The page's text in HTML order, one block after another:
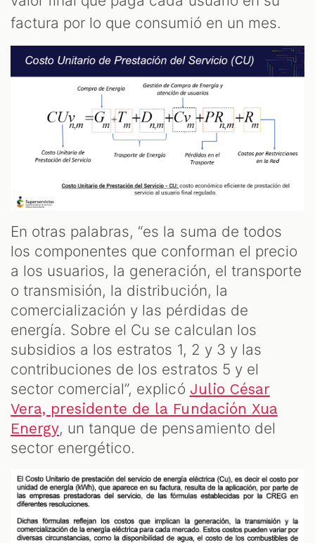
factura por lo que consumió en un mes.
En otras palabras, “es la suma de todos
los componentes que conforman el precio
a los usuarios, la generación, el transporte
o transmisión, la distribución, la
comercialización y las pérdidas de
energía. Sobre el Cu se calculan los
subsidios a los estratos 1, 2 y 3 y las
contribuciones de los estratos 5 y el
sector comercial”, explicó Julio César
Vera, presidente de la Fundación Xua
Energy, un tanque de pensamiento del
sector energético.